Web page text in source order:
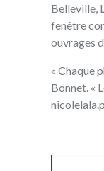
Belleville,
fenêtre
ouvrages
« Chaque
Bonnet. «